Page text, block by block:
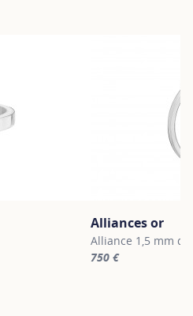
Alliances or
Alliance 1,5 mm
750 €